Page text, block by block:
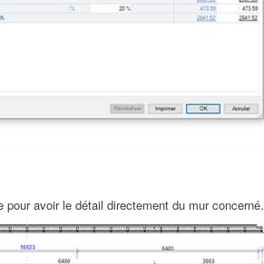
avoir le détail directement du mur concerné.